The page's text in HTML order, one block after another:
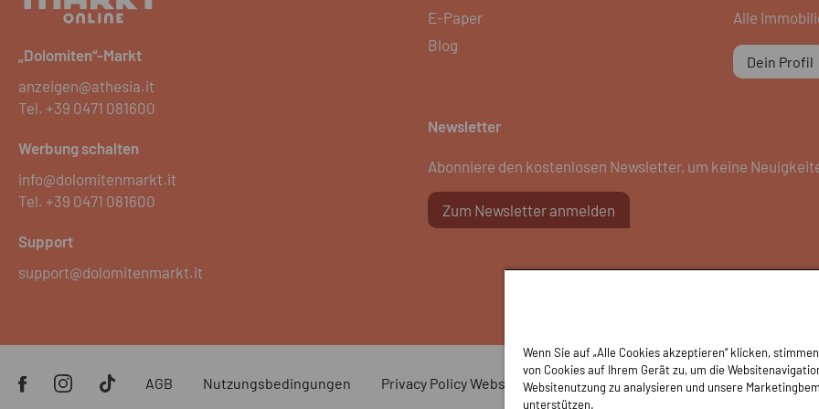
„Dolomiten“-Markt
anzeigen@athesia.it
Tel. +39 0471 081600
Werbung schalten
info@dolomitenmarkt.it
Tel. +39 0471 081600
Support
support@dolomitenmarkt.it
E-Paper
Blog
Alle
Dein Profil
Newsletter
Abonniere den kostenlosen Newsletter, um keine
Zum Newsletter anmelden
AGB Nutzungsbedingungen Privacy Policy Webseite Privacy Policy Anzeigen Cookie
Wenn Sie auf „Alle Cookies akzeptieren“ klicken,
von Cookies auf Ihrem Gerät zu, um die
Websitenutzung zu analysieren und unsere
unterstützen.